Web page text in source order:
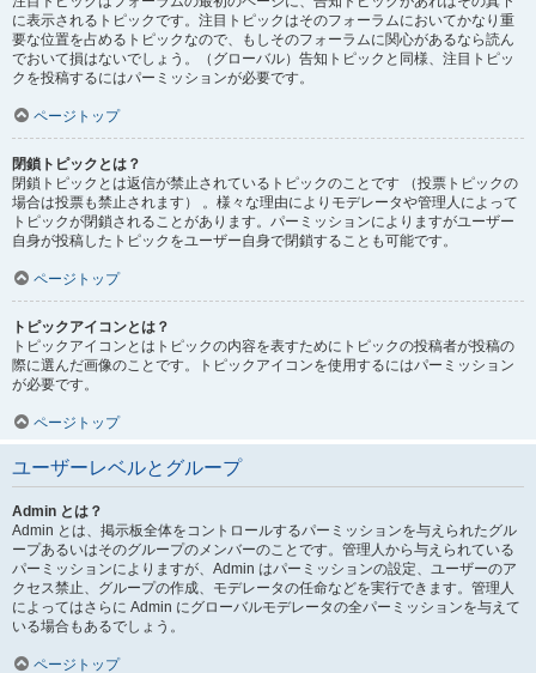
に表示されるトピックです。注目トピックはそのフォーラムにおいてかなり重
要な位置を占めるトピックなので、もしそのフォーラムに関心があるなら読ん
でおいて損はないでしょう。（グローバル）告知トピックと同様、注目トピッ
クを投稿するにはパーミッションが必要です。
ページトップ
閉鎖トピックとは？
閉鎖トピックとは返信が禁止されているトピックのことです （投票トピックの
場合は投票も禁止されます） 。様々な理由によりモデレータや管理人によって
トピックが閉鎖されることがあります。パーミッションによりますがユーザー
自身が投稿したトピックをユーザー自身で閉鎖することも可能です。
ページトップ
トピックアイコンとは？
トピックアイコンとはトピックの内容を表すためにトピックの投稿者が投稿の
際に選んだ画像のことです。トピックアイコンを使用するにはパーミッション
が必要です。
ページトップ
ユーザーレベルとグループ
Admin とは？
Admin とは、掲示板全体をコントロールするパーミッションを与えられたグル
ープあるいはそのグループのメンバーのことです。管理人から与えられている
パーミッションによりますが、Admin はパーミッションの設定、ユーザーのア
クセス禁止、グループの作成、モデレータの任命などを実行できます。管理人
によってはさらに Admin にグローバルモデレータの全パーミッションを与えて
いる場合もあるでしょう。
ページトップ